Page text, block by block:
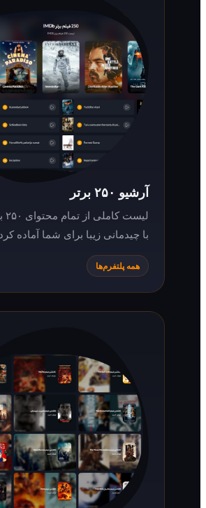
لیست کاملی از تمام محتوای ۲۵۰ برتر جهان را
با چیدمانی زیبا برای شما آماده کرده‌ایم.
همه پلتفرم‌ها